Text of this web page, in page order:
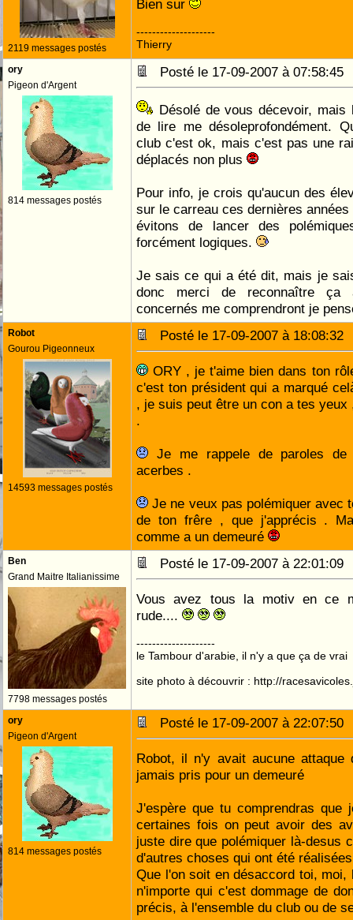
2119 messages postés
Bien sur
--------------------
Thierry
ory
Pigeon d'Argent
814 messages postés
Posté le 17-09-2007 à
Désolé de vous décevoir,
de lire me désoleprofondément.
club c'est ok, mais c'est pas une
déplacés non plus
Pour info, je crois qu'aucun des
sur le carreau ces dernières
évitons de lancer des
forcément logiques.
Je sais ce qui a été dit, mais je
donc merci de reconnaître ça
concernés me comprendront je
Robot
Gourou Pigeonneux
14593 messages postés
Posté le 17-09-2007 à
ORY , je t'aime bien dans ton
c'est ton président qui a marqué
, je suis peut être un con a tes
.
Je me rappele de paroles
acerbes .
Je ne veux pas polémiquer avec
de ton frêre , que j'apprécis .
comme a un demeuré
Ben
Grand Maitre Italianissime
7798 messages postés
Posté le 17-09-2007 à
Vous avez tous la motiv en ce
rude....
--------------------
le Tambour d'arabie, il n'y a que ça de vrai
site photo à découvrir : http://
ory
Pigeon d'Argent
814 messages postés
Posté le 17-09-2007 à
Robot, il n'y avait aucune
jamais pris pour un demeuré
J'espère que tu comprendras que
certaines fois on peut avoir des
juste dire que polémiquer là-desus
d'autres choses qui ont été
Que l'on soit en désaccord toi,
n'importe qui c'est dommage de
précis, à l'ensemble du club ou de